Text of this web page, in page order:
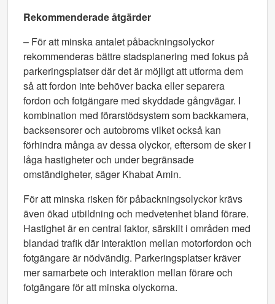
Rekommenderade åtgärder
– För att minska antalet påbackningsolyckor
rekommenderas bättre stadsplanering med fokus på
parkeringsplatser där det är möjligt att utforma dem
så att fordon inte behöver backa eller separera
fordon och fotgängare med skyddade gångvägar. I
kombination med förarstödsystem som backkamera,
backsensorer och autobroms vilket också kan
förhindra många av dessa olyckor, eftersom de sker i
låga hastigheter och under begränsade
omständigheter, säger Khabat Amin.
För att minska risken för påbackningsolyckor krävs
även ökad utbildning och medvetenhet bland förare.
Hastighet är en central faktor, särskilt i områden med
blandad trafik där interaktion mellan motorfordon och
fotgängare är nödvändig. Parkeringsplatser kräver
mer samarbete och interaktion mellan förare och
fotgängare för att minska olyckorna.